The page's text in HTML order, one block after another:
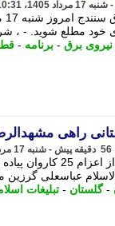
خود مطلع شوید. - ،
برق - برنامه -
56 دقیقه پیش - شنبه 17 مرداد 1405، 10:30
عباسعلی گرزین
-گلستان - تبلیغات